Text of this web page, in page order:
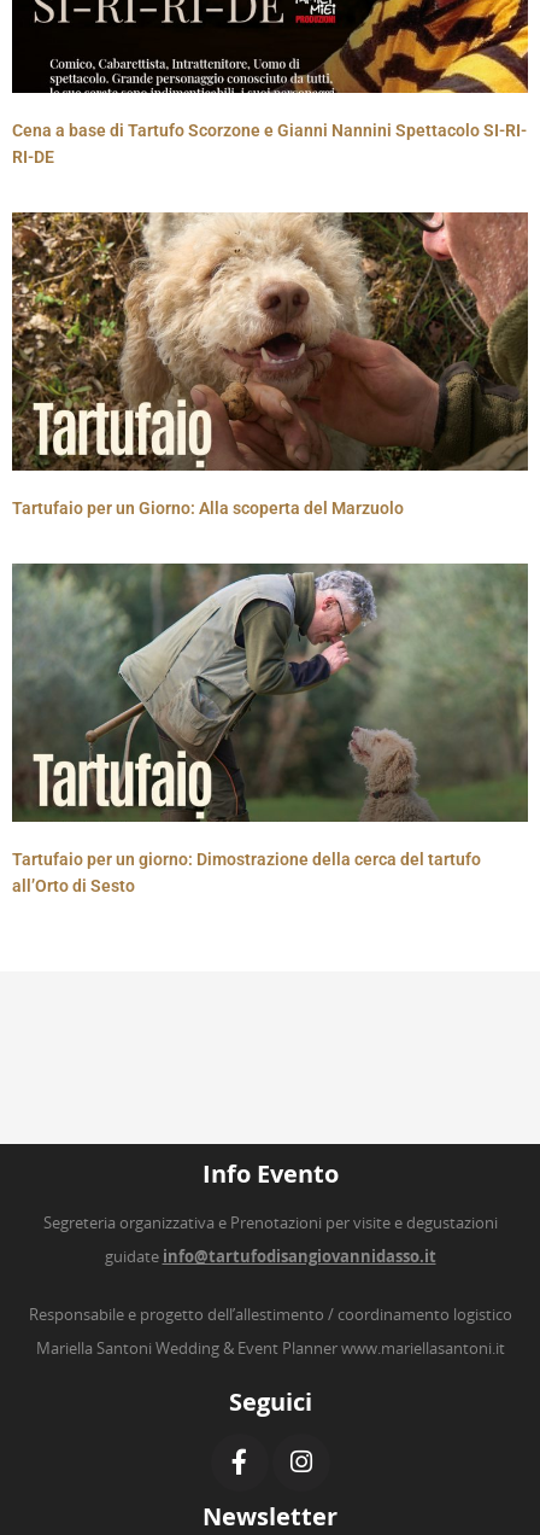
Cena a base di Tartufo Scorzone e Gianni Nannini Spettacolo SI-RI-
RI-DE
Tartufaio per un Giorno: Alla scoperta del Marzuolo
Tartufaio per un giorno: Dimostrazione della cerca del tartufo
all’Orto di Sesto
Info Evento
Segreteria organizzativa e Prenotazioni per visite e degustazioni
guidate info@tartufodisangiovannidasso.it
Responsabile e progetto dell’allestimento / coordinamento logistico
Mariella Santoni Wedding & Event Plannerwww.mariellasantoni.it
Seguici
Newsletter